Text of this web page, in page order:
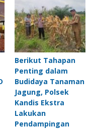
Berikut Tahapan
Penting dalam
Budidaya Tanaman
Jagung, Polsek
Kandis Ekstra
Lakukan
Pendampingan